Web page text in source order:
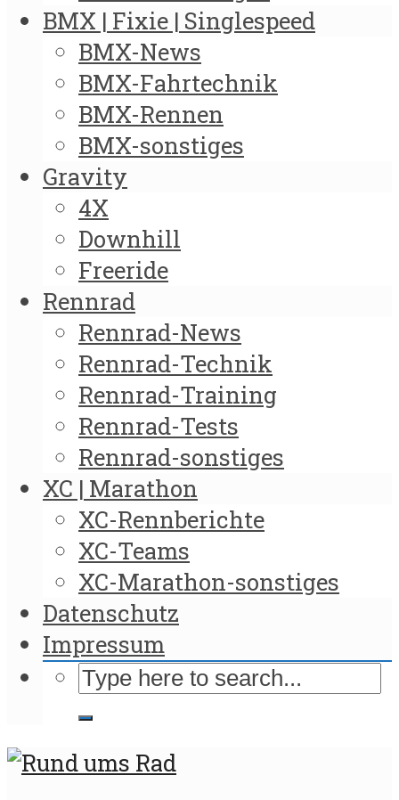
BMX | Fixie | Singlespeed
BMX-News
BMX-Fahrtechnik
BMX-Rennen
BMX-sonstiges
Gravity
4X
Downhill
Freeride
Rennrad
Rennrad-News
Rennrad-Technik
Rennrad-Training
Rennrad-Tests
Rennrad-sonstiges
XC | Marathon
XC-Rennberichte
XC-Teams
XC-Marathon-sonstiges
Datenschutz
Impressum